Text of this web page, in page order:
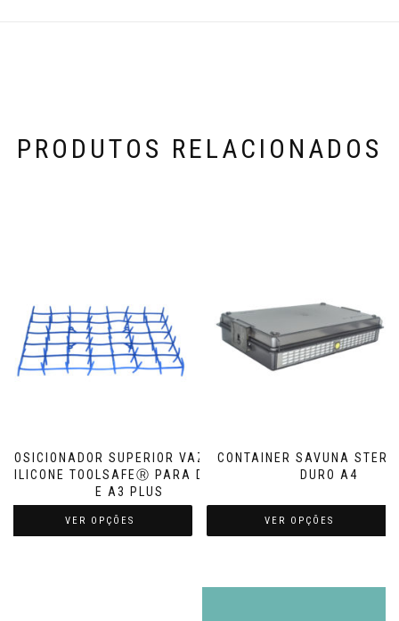
PRODUTOS RELACIONADOS
POSICIONADOR SUPERIOR VAZADO DE
SILICONE TOOLSAFEⓇ PARA DURO A3
E A3 PLUS
VER OPÇÕES
CONTAINER SAVUNA
DURO A4
VER OPÇÕES